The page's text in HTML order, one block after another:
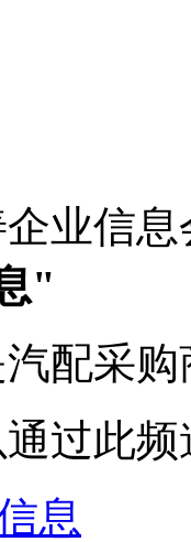
业信
"
配采
过此
息